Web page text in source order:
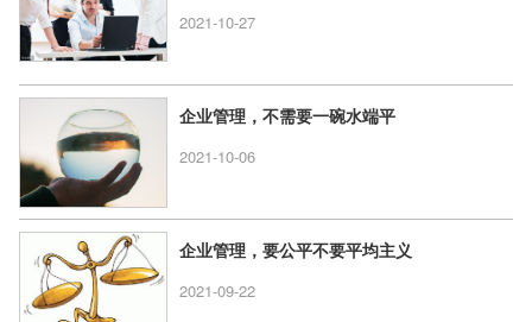
2021-10-27
企业管理，不需要一碗水端平
2021-10-06
企业管理，要公平不要平均主义
2021-09-22